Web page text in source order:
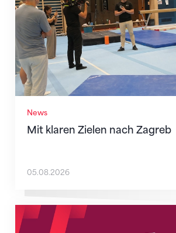
News
Mit klaren Zielen nach Zagreb
05.08.2026
Neue Empfangszeiten ab 1. August